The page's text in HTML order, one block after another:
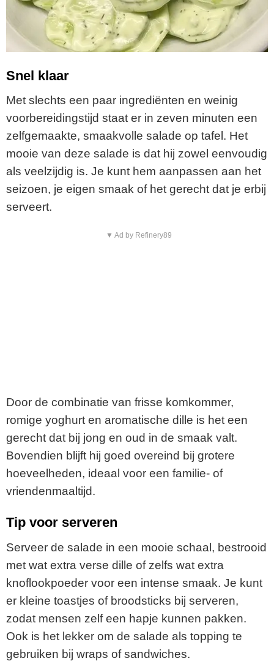
Snel klaar
Met slechts een paar ingrediënten en weinig
voorbereidingstijd staat er in zeven minuten een
zelfgemaakte, smaakvolle salade op tafel. Het
mooie van deze salade is dat hij zowel eenvoudig
als veelzijdig is. Je kunt hem aanpassen aan het
seizoen, je eigen smaak of het gerecht dat je erbij
serveert.
▼ Ad by Refinery89
Door de combinatie van frisse komkommer,
romige yoghurt en aromatische dille is het een
gerecht dat bij jong en oud in de smaak valt.
Bovendien blijft hij goed overeind bij grotere
hoeveelheden, ideaal voor een familie- of
vriendenmaaltijd.
Tip voor serveren
Serveer de salade in een mooie schaal, bestrooid
met wat extra verse dille of zelfs wat extra
knoflookpoeder voor een intense smaak. Je kunt
er kleine toastjes of broodsticks bij serveren,
zodat mensen zelf een hapje kunnen pakken.
Ook is het lekker om de salade als topping te
gebruiken bij wraps of sandwiches.